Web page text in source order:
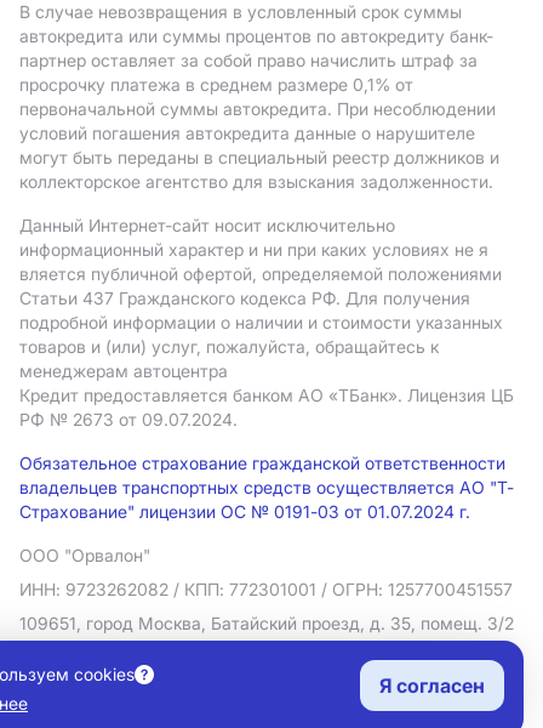
В случае невозвращения в условленный срок суммы
автокредита или суммы процентов по автокредиту банк-
партнер оставляет за собой право начислить штраф за
просрочку платежа в среднем размере 0,1% от
первоначальной суммы автокредита. При несоблюдении
условий погашения автокредита данные о нарушителе
могут быть переданы в специальный реестр должников и
коллекторское агентство для взыскания задолженности.
Данный Интернет-сайт носит исключительно
информационный характер и ни при каких условиях не я
вляется публичной офертой, определяемой положениями
Статьи 437 Гражданского кодекса РФ. Для получения
подробной информации о наличии и стоимости указанных
товаров и (или) услуг, пожалуйста, обращайтесь к
менеджерам автоцентра
Кредит предоставляется банком АO «ТБанк». Лицензия ЦБ
РФ № 2673 от 09.07.2024.
Обязательное страхование гражданской ответственности
владельцев транспортных средств осуществляется АО "Т-
Страхование" лицензии ОС № 0191-03 от 01.07.2024 г.
ООО "Орвалон"
ИНН: 9723262082 / КПП: 772301001 / ОГРН: 1257700451557
109651, город Москва, Батайский проезд, д. 35, помещ. 3/2
Политика в отношении обработки персональных данных
Согласие на рекламную рассылку
Правовая информация
cookies
Я согласен